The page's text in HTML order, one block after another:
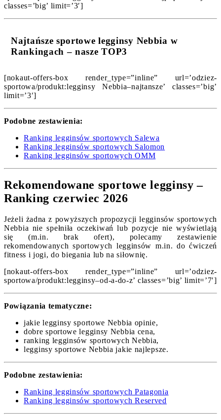
classes=’big’ limit=’3′]
Najtańsze sportowe legginsy Nebbia w
Rankingach – nasze TOP3
[nokaut-offers-box render_type=”inline” url=’odziez-
sportowa/produkt:legginsy Nebbia–najtansze’ classes=’big’
limit=’3′]
Podobne zestawienia:
Ranking legginsów sportowych Salewa
Ranking legginsów sportowych Salomon
Ranking legginsów sportowych OMM
Rekomendowane sportowe legginsy –
Ranking czerwiec 2026
Jeżeli żadna z powyższych propozycji legginsów sportowych
Nebbia nie spełniła oczekiwań lub pozycje nie wyświetlają
się (m.in. brak ofert), polecamy zestawienie
rekomendowanych sportowych legginsów m.in. do ćwiczeń
fitness i jogi, do biegania lub na siłownię.
[nokaut-offers-box render_type=”inline” url=’odziez-
sportowa/produkt:legginsy–od-a-do-z’ classes=’big’ limit=’7′]
Powiązania tematyczne:
jakie legginsy sportowe Nebbia opinie,
dobre sportowe legginsy Nebbia cena,
ranking legginsów sportowych Nebbia,
legginsy sportowe Nebbia jakie najlepsze.
Podobne zestawienia:
Ranking legginsów sportowych Patagonia
Ranking legginsów sportowych Reserved